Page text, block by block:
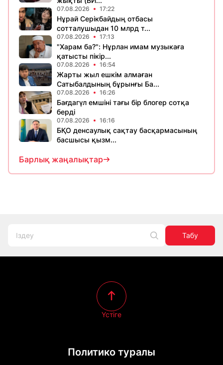
07.08.2026 17:22
Нұрай Серікбайдың отбасы
сотталушыдан 10 млрд т...
07.08.2026 17:13
"Харам ба?": Нұрлан имам музыкаға
қатысты пікір...
07.08.2026 16:54
Жарты жыл ешкім алмаған
Сатыбалдының бұрынғы Ба...
07.08.2026 16:26
Бағдагүл емшіні тағы бір блогер сотқа
берді
07.08.2026 16:16
БҚО денсаулық сақтау басқармасының
басшысы қызм...
Барлық жаңалықтар
Табу
Политико туралы
Үстіге